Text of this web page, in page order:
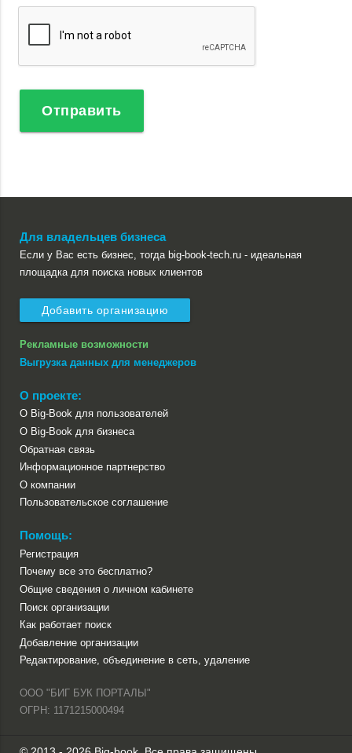
Отправить
Для владельцев бизнеса
Если у Вас есть бизнес, тогда big-book-tech.ru - идеальная
площадка для поиска новых клиентов
Добавить организацию
Рекламные возможности
Выгрузка данных для менеджеров
О проекте:
О Big-Book для пользователей
О Big-Book для бизнеса
Обратная связь
Информационное партнерство
О компании
Пользовательское соглашение
Помощь:
Регистрация
Почему все это бесплатно?
Общие сведения о личном кабинете
Поиск организации
Как работает поиск
Добавление организации
Редактирование, объединение в сеть, удаление
ООО "БИГ БУК ПОРТАЛЫ"
ОГРН: 1171215000494